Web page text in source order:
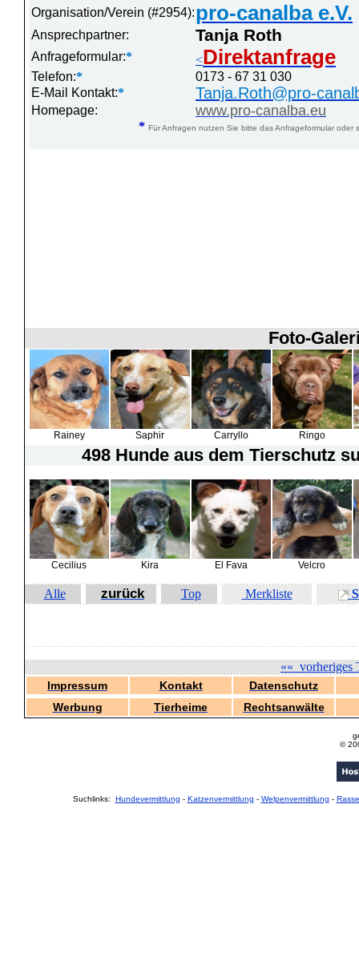
Organisation/Verein (#2954):pro-canalba e.V.
Ansprechpartner: Tanja Roth
Anfrageformular:* <Direktanfrage
Telefon:*
0173 - 67 31 030
E-Mail Kontakt:* Tanja.Roth@pro-
Homepage: www.pro-canalba.eu
* Für Anfragen nutzen Sie bitte das Anfrageformular
Foto-
Rainey Saphir Carryllo Ringo
498 Hunde aus dem Tierschutz
Cecilius Kira El Fava Velcro
Alle zurück Top Merkliste
«« vorheriges
Impressum Kontakt
Datenschutz
Werbung
Tierheime Rechtsanwälte
©
Suchlinks: Hundevermittlung - Katzenvermittlung - Welpenvermittlung -